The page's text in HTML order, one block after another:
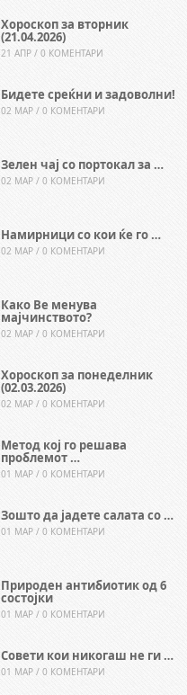
Хороскоп за вторник
(21.04.2026)
21 АПР / 0 КОМЕНТАРИ
Бидете среќни и задоволни!
02 МАР / 0 КОМЕНТАРИ
Зелен чај со портокал за …
02 МАР / 0 КОМЕНТАРИ
Намирници со кои ќе го …
02 МАР / 0 КОМЕНТАРИ
Како Ве менува
мајчинството?
02 МАР / 0 КОМЕНТАРИ
Хороскоп за понеделник
(02.03.2026)
02 МАР / 0 КОМЕНТАРИ
Метод кој го решава
проблемот …
01 МАР / 0 КОМЕНТАРИ
Зошто да јадете салата со …
01 МАР / 0 КОМЕНТАРИ
Природен антибиотик од 6
состојки
01 МАР / 0 КОМЕНТАРИ
Совети кои никогаш не ги …
01 МАР / 0 КОМЕНТАРИ